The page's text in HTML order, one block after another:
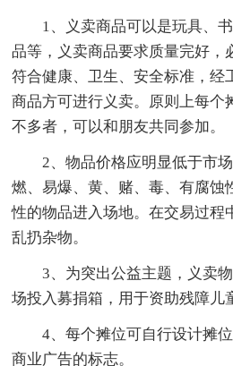
1、义卖商品可以是玩具、书
品等，义卖商品要求质量完好，
符合健康、卫生、安全标准，经
商品方可进行义卖。原则上每个
不多者，可以和朋友共同参加。
2、物品价格应明显低于市场
燃、易爆、黄、赌、毒、有腐蚀
性的物品进入场地。在交易过程
乱扔杂物。
3、为突出公益主题，义卖物
场投入募捐箱，用于资助残障儿
4、每个摊位可自行设计摊位
商业广告的标志。